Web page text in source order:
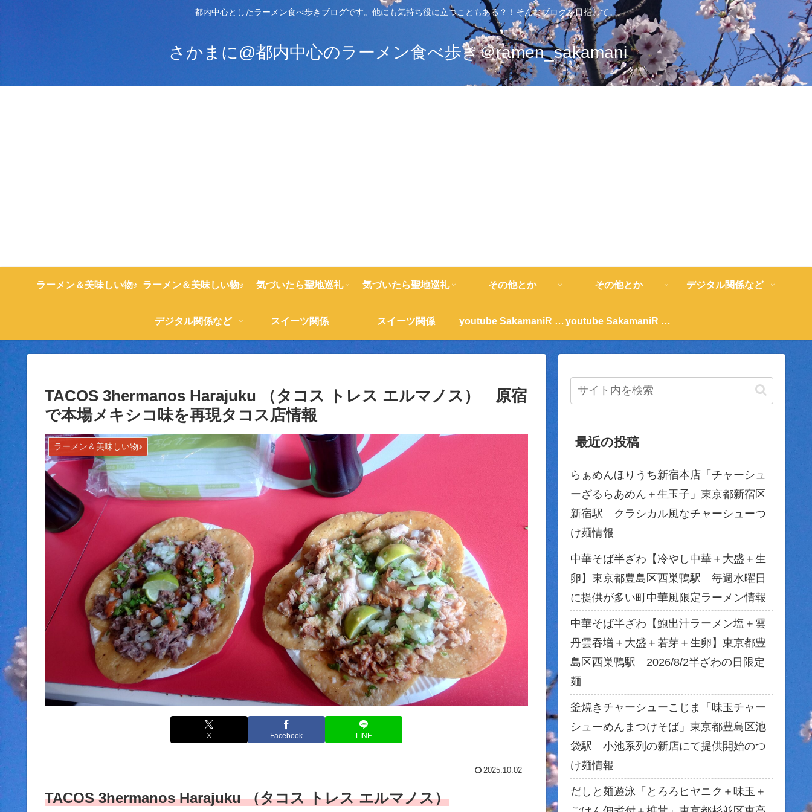
都内中心としたラーメン食べ歩きブログです。他にも気持ち役に立つこともある？！そんなブログを目指して。
さかまに@都内中心のラーメン食べ歩き＠ramen_sakamani
ラーメン＆美味しい物♪ ラーメン＆美味しい物♪ 気づいたら聖地巡礼 気づいたら聖地巡礼 その他とか その他とか デジタル関係など
デジタル関係など スイーツ関係 スイーツ関係 youtube SakamaniR 紹介 youtube SakamaniR 紹介
TACOS 3hermanos Harajuku （タコス トレス エルマノス） 原宿
で本場メキシコ味を再現タコス店情報
ラーメン＆美味しい物♪
X Facebook LINE
2025.10.02
TACOS 3hermanos Harajuku （タコス トレス エルマノス）
最近の投稿
らぁめんほりうち新宿本店「チャーシュ
ーざるらあめん＋生玉子」東京都新宿区
新宿駅 クラシカル風なチャーシューつ
け麺情報
中華そば半ざわ【冷やし中華＋大盛＋生
卵】東京都豊島区西巣鴨駅 毎週水曜日
に提供が多い町中華風限定ラーメン情報
中華そば半ざわ【鮑出汁ラーメン塩＋雲
丹雲吞増＋大盛＋若芽＋生卵】東京都豊
島区西巣鴨駅 2026/8/2半ざわの日限定
麺
釜焼きチャーシューこじま「味玉チャー
シューめんまつけそば」東京都豊島区池
袋駅 小池系列の新店にて提供開始のつ
け麺情報
だしと麺遊泳「とろろヒヤニク＋味玉＋